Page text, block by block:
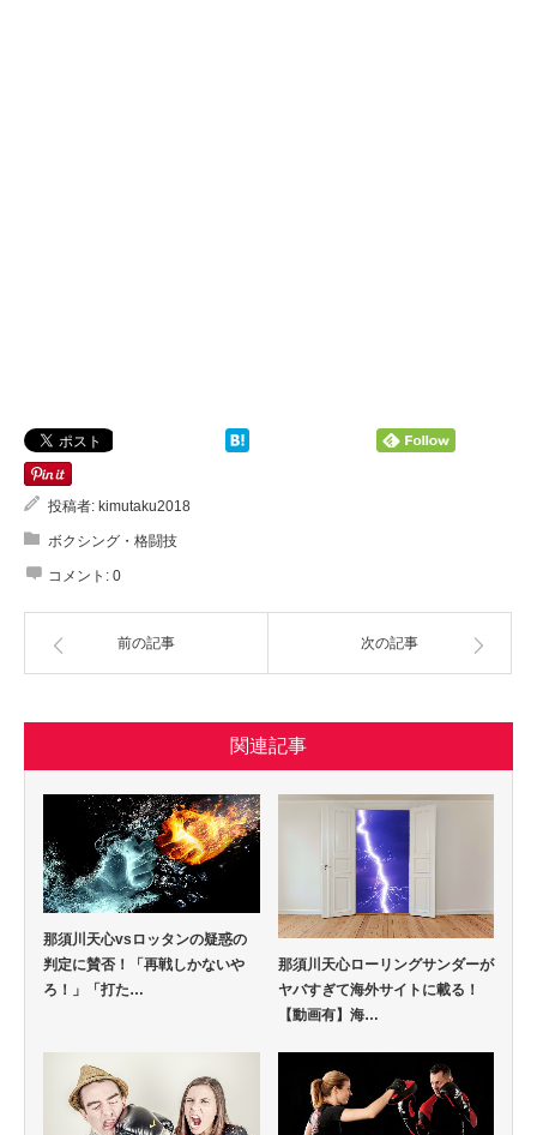
投稿者: kimutaku2018
ボクシング・格闘技
コメント: 0
前の記事 次の記事
関連記事
那須川天心vsロッタンの疑惑の
判定に賛否！「再戦しかないや
ろ！」「打た…
那須川天心ローリングサンダーが
ヤバすぎて海外サイトに載る！
【動画有】海…